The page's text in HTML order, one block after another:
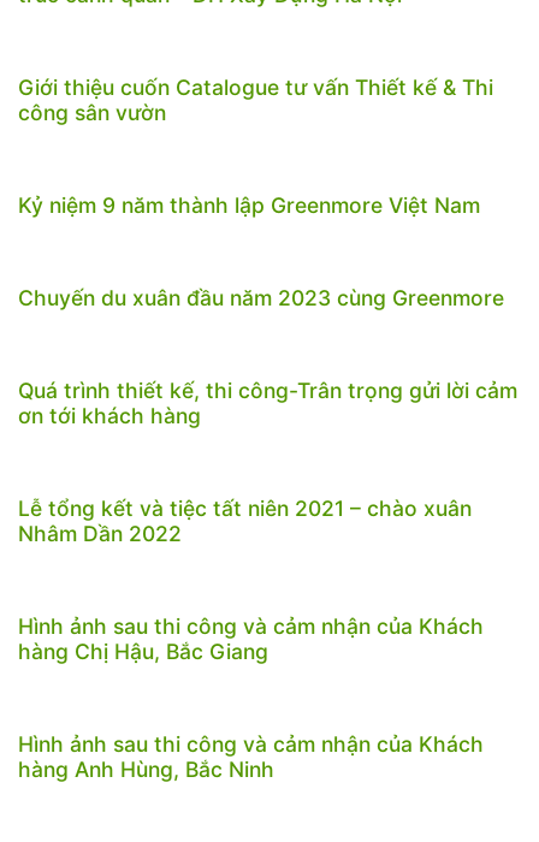
Giới thiệu cuốn Catalogue tư vấn Thiết kế & Thi
công sân vườn
Kỷ niệm 9 năm thành lập Greenmore Việt Nam
Chuyến du xuân đầu năm 2023 cùng Greenmore
Quá trình thiết kế, thi công-Trân trọng gửi lời cảm
ơn tới khách hàng
Lễ tổng kết và tiệc tất niên 2021 – chào xuân
Nhâm Dần 2022
Hình ảnh sau thi công và cảm nhận của Khách
hàng Chị Hậu, Bắc Giang
Hình ảnh sau thi công và cảm nhận của Khách
hàng Anh Hùng, Bắc Ninh